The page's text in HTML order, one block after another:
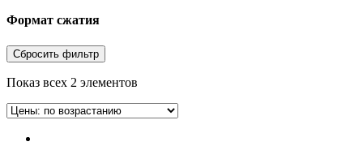
Формат сжатия
Сбросить фильтр
Показ всех 2 элементов